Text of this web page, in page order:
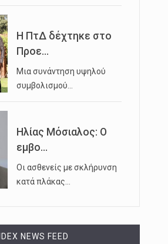
Η ΠτΔ δέχτηκε στο
Προε...
Μια συνάντηση υψηλού
συμβολισμού…
Ηλίας Μόσιαλος: Ο
εμβο...
Οι ασθενείς με σκλήρυνση
κατά πλάκας…
NEWS FEED